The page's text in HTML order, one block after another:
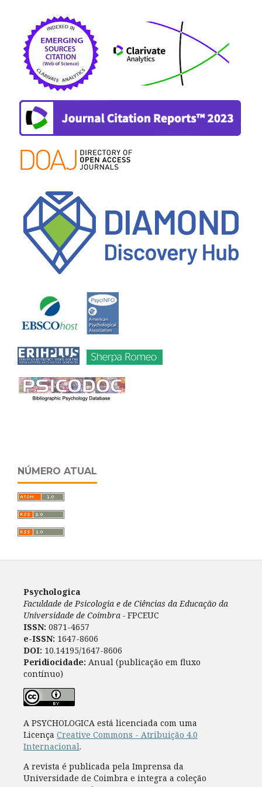
NÚMERO ATUAL
Psychologica
Faculdade de Psicologia e de Ciências da Educação da
Universidade de Coimbra - FPCEUC
ISSN: 0871-4657
e-ISSN: 1647-8606
DOI: 10.14195/1647-8606
Peridiocidade: Anual (publicação em fluxo
contínuo)
A PSYCHOLOGICA está licenciada com uma
Licença Creative Commons - Atribuição 4.0
Internacional.
A revista é publicada pela Imprensa da
Universidade de Coimbra e integra a coleção